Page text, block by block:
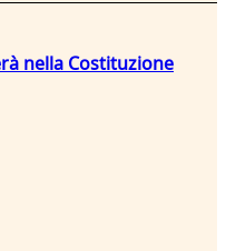
nella Costituzione